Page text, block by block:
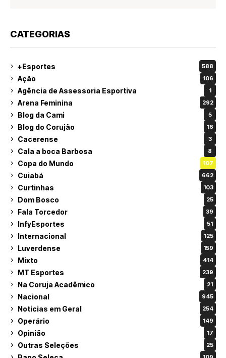
CATEGORIAS
+Esportes 588
Ação 106
Agência de Assessoria Esportiva 1
Arena Feminina 292
Blog da Cami 5
Blog do Corujão 16
Cacerense 3
Cala a boca Barbosa 8
Copa do Mundo 107
Cuiabá 662
Curtinhas 103
Dom Bosco 25
Fala Torcedor 39
InfyEsportes 51
Internacional 125
Luverdense 159
Mixto 414
MT Esportes 239
Na Coruja Acadêmico 21
Nacional 945
Noticias em Geral 254
Operário 149
Opinião 17
Outras Seleções 25